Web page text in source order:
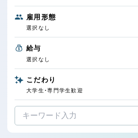
雇用形態
選択なし
給与
選択なし
こだわり
大学生・専門学生歓迎